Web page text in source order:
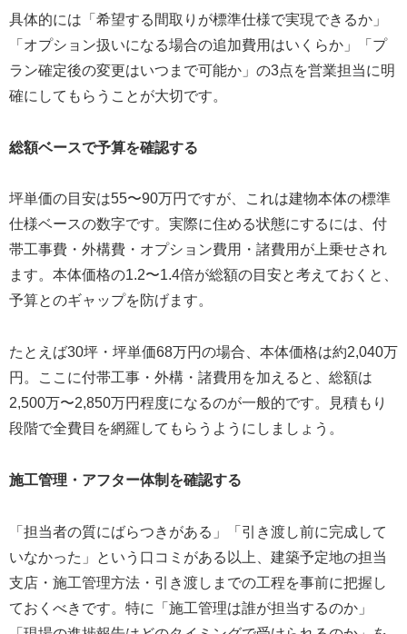
具体的には「希望する間取りが標準仕様で実現できるか」
「オプション扱いになる場合の追加費用はいくらか」「プ
ラン確定後の変更はいつまで可能か」の3点を営業担当に明
確にしてもらうことが大切です。
総額ベースで予算を確認する
坪単価の目安は55〜90万円ですが、これは建物本体の標準
仕様ベースの数字です。実際に住める状態にするには、付
帯工事費・外構費・オプション費用・諸費用が上乗せされ
ます。本体価格の1.2〜1.4倍が総額の目安と考えておくと、
予算とのギャップを防げます。
たとえば30坪・坪単価68万円の場合、本体価格は約2,040万
円。ここに付帯工事・外構・諸費用を加えると、総額は
2,500万〜2,850万円程度になるのが一般的です。見積もり
段階で全費目を網羅してもらうようにしましょう。
施工管理・アフター体制を確認する
「担当者の質にばらつきがある」「引き渡し前に完成して
いなかった」という口コミがある以上、建築予定地の担当
支店・施工管理方法・引き渡しまでの工程を事前に把握し
ておくべきです。特に「施工管理は誰が担当するのか」